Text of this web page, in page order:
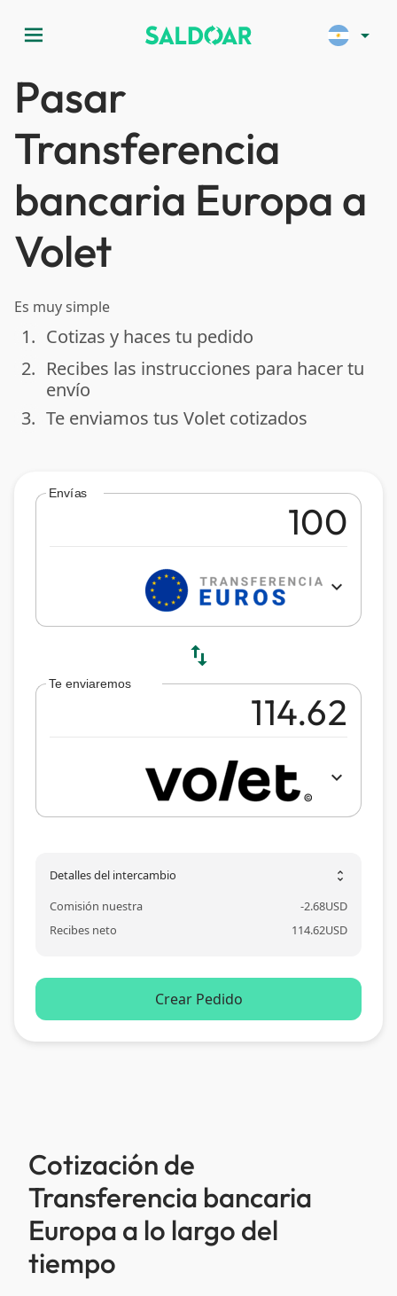
menu arrow_drop_down
Pasar
Transferencia
bancaria Europa a
Volet
Es muy simple
done
1. Cotizas y haces tu pedido
done
2. Recibes las instrucciones para hacer tu
envío
done
3. Te enviamos tus Volet cotizados
Envías
expand_more
swap_vert
Te enviaremos
expand_more
Detalles del intercambio unfold_more
Comisión nuestra -2.68USD
Recibes neto
114.62USD
Crear Pedido
Cotización de
Transferencia bancaria
Europa a lo largo del
tiempo